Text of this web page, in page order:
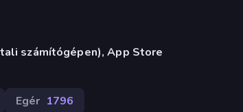
számítógépen), App Store
Egér 1796